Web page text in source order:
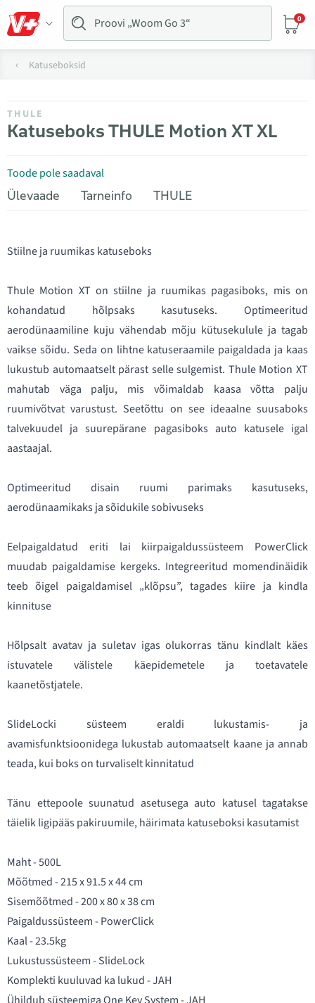
0
Katuseboksid
THULE
Katuseboks THULE Motion XT XL
Toode pole saadaval
Ülevaade
Tarneinfo THULE
Stiilne ja ruumikas katuseboks
Thule Motion XT on stiilne ja ruumikas pagasiboks, mis on
kohandatud hõlpsaks kasutuseks. Optimeeritud
aerodünaamiline kuju vähendab mõju kütusekulule ja tagab
vaikse sõidu. Seda on lihtne katuseraamile paigaldada ja kaas
lukustub automaatselt pärast selle sulgemist. Thule Motion XT
mahutab väga palju, mis võimaldab kaasa võtta palju
ruumivõtvat varustust. Seetõttu on see ideaalne suusaboks
talvekuudel ja suurepärane pagasiboks auto katusele igal
aastaajal.
Optimeeritud disain ruumi parimaks kasutuseks,
aerodünaamikaks ja sõidukile sobivuseks
Eelpaigaldatud eriti lai kiirpaigaldussüsteem PowerClick
muudab paigaldamise kergeks. Integreeritud momendinäidik
teeb õigel paigaldamisel „klõpsu”, tagades kiire ja kindla
kinnituse
Hõlpsalt avatav ja suletav igas olukorras tänu kindlalt käes
istuvatele välistele käepidemetele ja toetavatele
kaanetõstjatele.
SlideLocki süsteem eraldi lukustamis- ja
avamisfunktsioonidega lukustab automaatselt kaane ja annab
teada, kui boks on turvaliselt kinnitatud
Tänu ettepoole suunatud asetusega auto katusel tagatakse
täielik ligipääs pakiruumile, häirimata katuseboksi kasutamist
Maht - 500L
Mõõtmed - 215 x 91.5 x 44 cm
Sisemõõtmed - 200 x 80 x 38 cm
Paigaldussüsteem - PowerClick
Kaal - 23.5kg
Lukustussüsteem - SlideLock
Komplekti kuuluvad ka lukud - JAH